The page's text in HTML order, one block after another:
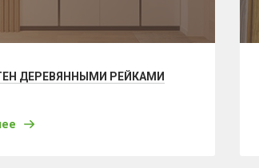
ДЕРЕВЯННЫМИ РЕЙКАМИ